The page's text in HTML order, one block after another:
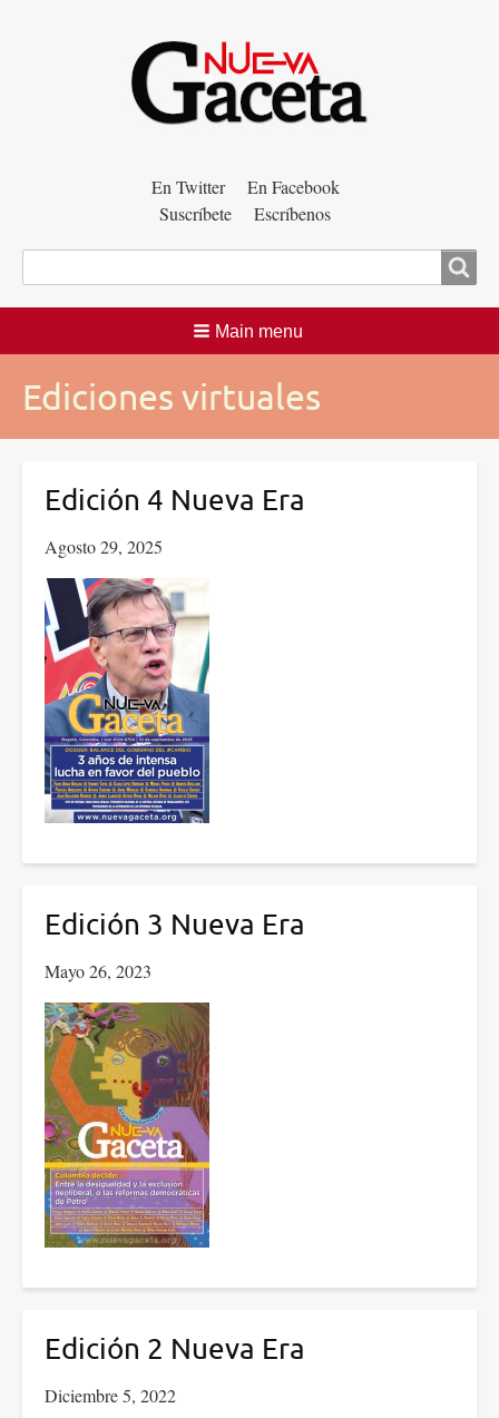
En Twitter
En Facebook
Suscríbete
Escríbenos
Main menu
Ediciones virtuales
Edición 4 Nueva Era
Agosto 29, 2025
Edición 3 Nueva Era
Mayo 26, 2023
Edición 2 Nueva Era
Diciembre 5, 2022